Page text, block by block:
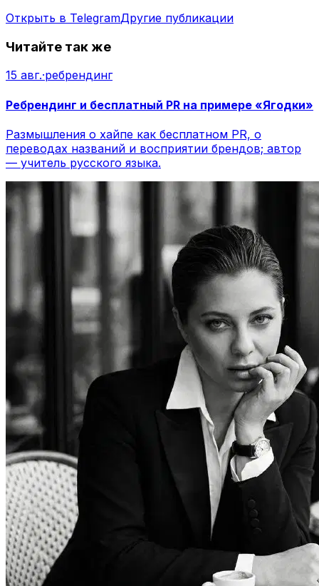
Открыть в TelegramДругие публикации
Читайте так же
15 авг.·ребрендинг
Ребрендинг и бесплатный PR на примере «Ягодки»
Размышления о хайпе как бесплатном PR, о
переводах названий и восприятии брендов; автор
— учитель русского языка.